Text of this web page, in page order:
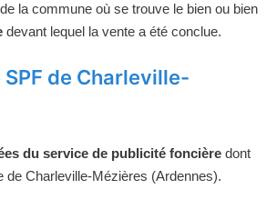
la commune où se trouve le bien ou bien
devant lequel la vente a été conclue.
de Charleville-
du service de publicité foncière dont
de Charleville-Mézières (Ardennes).